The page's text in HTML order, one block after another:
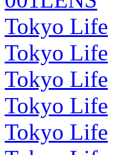
Tokyo Life
Tokyo Life
Tokyo Life
Tokyo Life
Tokyo Life